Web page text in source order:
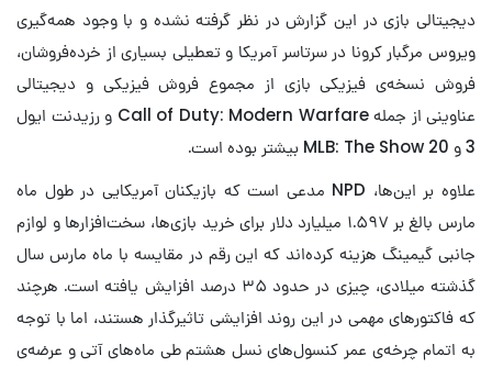
دیجیتالی بازی در این گزارش در نظر گرفته نشده و با وجود همه‌گیری
ویروس مرگبار کرونا در سرتاسر آمریکا و تعطیلی بسیاری از خرده‌فروشان،
فروش نسخه‌ی فیزیکی بازی از مجموع فروش فیزیکی و دیجیتالی
عناوینی از جمله Call of Duty: Modern Warfare و رزیدنت ایول
3 و MLB: The Show 20 بیشتر بوده است.
علاوه بر این‌ها، NPD مدعی است که بازیکنان آمریکایی در طول ماه
مارس بالغ بر ۱.۵۹۷ میلیارد دلار برای خرید بازی‌ها، سخت‌افزارها و لوازم
جانبی گیمینگ هزینه کرده‌اند که این رقم در مقایسه با ماه مارس سال
گذشته میلادی، چیزی در حدود ۳۵ درصد افزایش یافته است. هرچند
که فاکتورهای مهمی در این روند افزایشی تاثیرگذار هستند، اما با توجه
به اتمام چرخه‌ی عمر کنسول‌های نسل هشتم طی ماه‌های آتی و عرضه‌ی